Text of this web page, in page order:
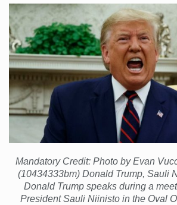
Mandatory Credit: Photo by Evan
(10434333bm) Donald Trump, Sauli
Donald Trump speaks during a
President Sauli Niinisto in the Oval